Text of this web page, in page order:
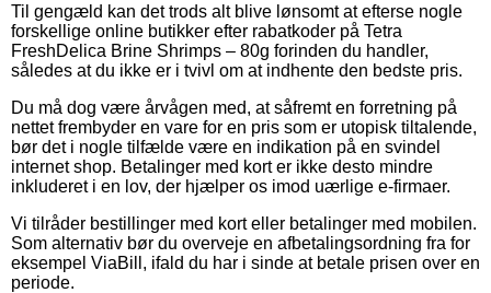
Til gengæld kan det trods alt blive lønsomt at efterse nogle
forskellige online butikker efter rabatkoder på Tetra
FreshDelica Brine Shrimps – 80g forinden du handler,
således at du ikke er i tvivl om at indhente den bedste pris.
Du må dog være årvågen med, at såfremt en forretning på
nettet frembyder en vare for en pris som er utopisk tiltalende,
bør det i nogle tilfælde være en indikation på en svindel
internet shop. Betalinger med kort er ikke desto mindre
inkluderet i en lov, der hjælper os imod uærlige e-firmaer.
Vi tilråder bestillinger med kort eller betalinger med mobilen.
Som alternativ bør du overveje en afbetalingsordning fra for
eksempel ViaBill, ifald du har i sinde at betale prisen over en
periode.